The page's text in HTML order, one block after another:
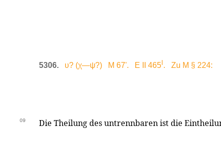
5306. υ? (χ—ψ?) M 67'. E II 465 . Zu M § 224:
09 Die Theilung des untrennbaren ist die